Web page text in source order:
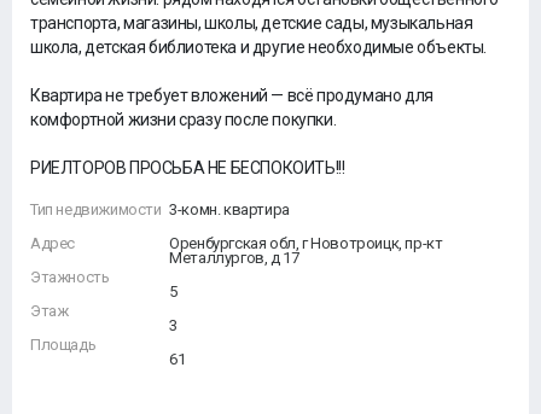
транспорта, магазины, школы, детские сады, музыкальная
школа, детская библиотека и другие необходимые объекты.
Квартира не требует вложений — всё продумано для
комфортной жизни сразу после покупки.
РИЕЛТОРОВ ПРОСЬБА НЕ БЕСПОКОИТЬ!!!
Тип недвижимости
Адрес
Этажность
Этаж
Площадь
3-комн. квартира
Оренбургская обл, г Новотроицк, пр-кт
Металлургов, д 17
5
3
61